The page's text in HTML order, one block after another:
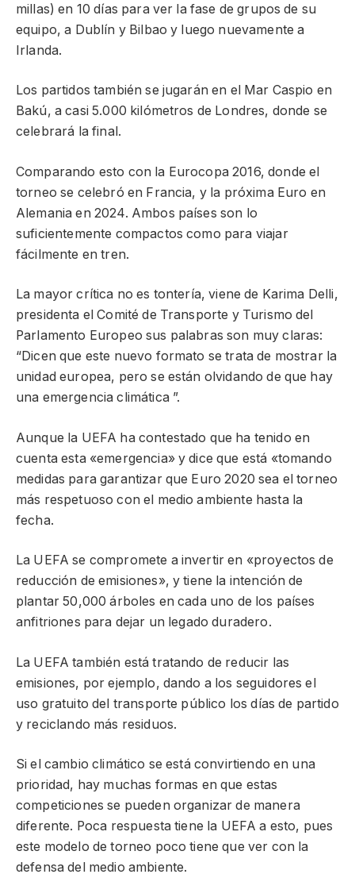
millas) en 10 días para ver la fase de grupos de su
equipo, a Dublín y Bilbao y luego nuevamente a
Irlanda.
Los partidos también se jugarán en el Mar Caspio en
Bakú, a casi 5.000 kilómetros de Londres, donde se
celebrará la final.
Comparando esto con la Eurocopa 2016, donde el
torneo se celebró en Francia, y la próxima Euro en
Alemania en 2024. Ambos países son lo
suficientemente compactos como para viajar
fácilmente en tren.
La mayor crítica no es tontería, viene de Karima Delli,
presidenta el Comité de Transporte y Turismo del
Parlamento Europeo sus palabras son muy claras:
“Dicen que este nuevo formato se trata de mostrar la
unidad europea, pero se están olvidando de que hay
una emergencia climática ”.
Aunque la UEFA ha contestado que ha tenido en
cuenta esta «emergencia» y dice que está «tomando
medidas para garantizar que Euro 2020 sea el torneo
más respetuoso con el medio ambiente hasta la
fecha.
La UEFA se compromete a invertir en «proyectos de
reducción de emisiones», y tiene la intención de
plantar 50,000 árboles en cada uno de los países
anfitriones para dejar un legado duradero.
La UEFA también está tratando de reducir las
emisiones, por ejemplo, dando a los seguidores el
uso gratuito del transporte público los días de partido
y reciclando más residuos.
Si el cambio climático se está convirtiendo en una
prioridad, hay muchas formas en que estas
competiciones se pueden organizar de manera
diferente. Poca respuesta tiene la UEFA a esto, pues
este modelo de torneo poco tiene que ver con la
defensa del medio ambiente.